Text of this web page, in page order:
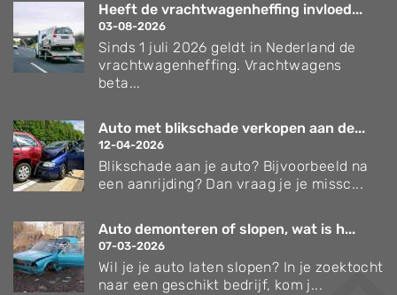
Heeft de vrachtwagenheffing invloed...
03-08-2026
Sinds 1 juli 2026 geldt in Nederland de
vrachtwagenheffing. Vrachtwagens
beta...
Auto met blikschade verkopen aan de...
12-04-2026
Blikschade aan je auto? Bijvoorbeeld na
een aanrijding? Dan vraag je je missc...
Auto demonteren of slopen, wat is h...
07-03-2026
Wil je je auto laten slopen? In je zoektocht
naar een geschikt bedrijf, kom j...